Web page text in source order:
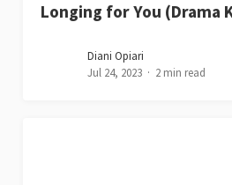
Longing for You (Drama
Diani Opiari
Jul 24, 2023
2 min read